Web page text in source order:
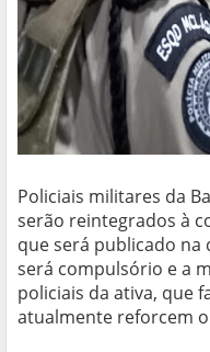
Policiais militares da
serão reintegrados à
que será publicado na
será compulsório e a
policiais da ativa, que
atualmente reforcem